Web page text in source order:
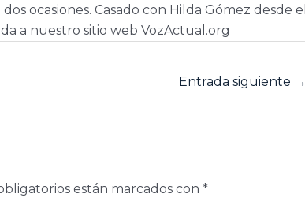
ocasiones. Casado con Hilda Gómez desde el
a nuestro sitio web VozActual.org
Entrada siguiente →
están marcados con *